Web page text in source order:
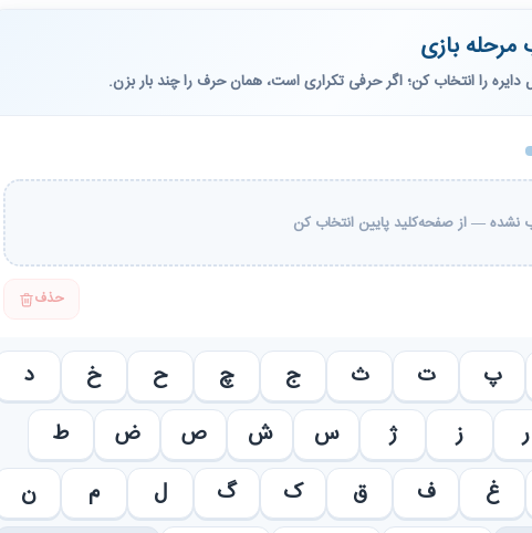
مرحله بازی
را انتخاب کن؛ اگر حرفی تکراری است، همان حرف را چند بار بزن.
نشده — از صفحه‌کلید پایین انتخاب کن
حذف
پ ت ث ج چ ح خ
د
ر ز ژ س ش ص ض
ط
غ ف ق ک گ ل م
ن